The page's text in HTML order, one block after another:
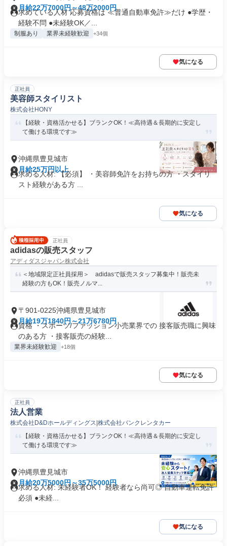
月給22万7000円～48万2000円
求めている人材 応募資格は ≪普通自動車免許≫だけ ●学歴・
経験不問 ●未経験OK／...
制服あり 業界未経験歓迎 +34個
気になる
正社員
美容師スタイリスト
株式会社HONY
【経験・資格活かせる】ブランクOK！≪高待遇＆長期的に安定し
て働ける環境です≫
沖縄県豊見城市
月給25万円以上
求める人材: 【必須】 ・美容師免許をお持ちの方 ・スタイリ
スト経験がある方 ...
気になる
正社員
adidasの販売スタッフ
アディダスジャパン株式会社
＜地域限定正社員採用＞ adidasで販売スタッフ募集中！販売未
経験の方もOK！販売ノルマ...
〒901-0225沖縄県豊見城市
月給19万1840円～21万6780円
資格 ・スポーツ/ファッション小売業界での 接客販売職に興味
のある方 ・接客販売の経験...
業界未経験歓迎 +18個
気になる
正社員
法人営業
株式会社D&Dホールディングス|株式会社バンクレンタカー
【経験・資格活かせる】ブランクOK！≪高待遇＆長期的に安定し
て働ける環境です≫
沖縄県豊見城市
月給20万5000円～35万5000円
求める人材: 未経験者OK！ 経験者なら尚可◎ 自動車運転免許
必須 ●未経...
気になる